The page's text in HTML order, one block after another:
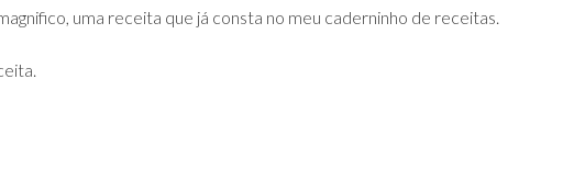
uma receita que já consta no meu caderninho de receitas.